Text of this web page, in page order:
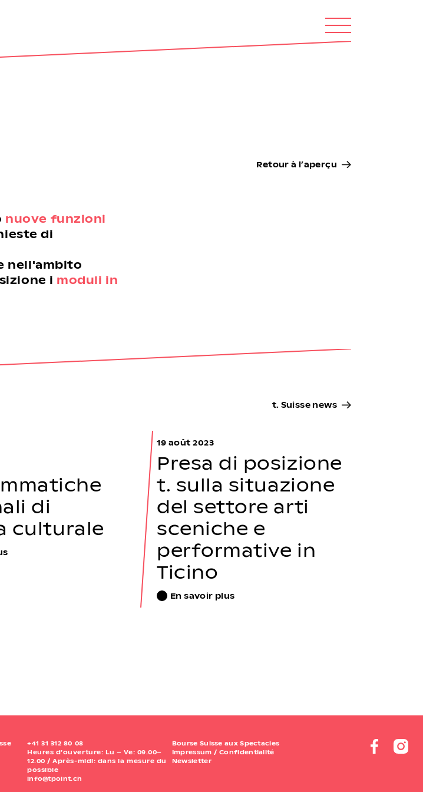
Retour à l’aperçu
nuove funzioni
di
nell'ambito
i moduli in
t. Suisse news
di
culturale
19 août 2023
Presa di posizione
t. sulla situazione
del settore arti
sceniche e
performative in
Ticino
En savoir plus
+41 31 312 80 08
Heures d’ouverture: Lu – Ve: 09.00–
12.00 / Après-midi: dans la mesure du
possible
info@tpoint.ch
Bourse Suisse aux Spectacles
Impressum /Confidentialité
Newsletter